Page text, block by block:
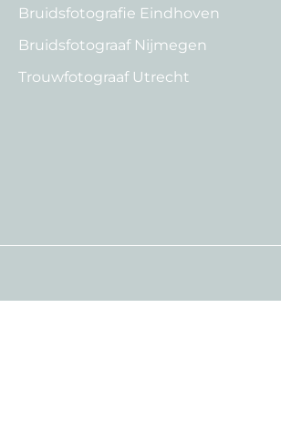
Bruidsfotografie Eindhoven
Bruidsfotograaf Nijmegen
Trouwfotograaf Utrecht